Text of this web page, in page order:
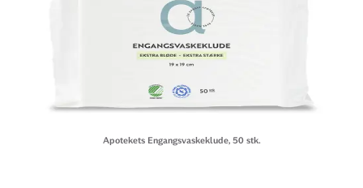
Apotekets Engangsvaskeklude, 50 stk.